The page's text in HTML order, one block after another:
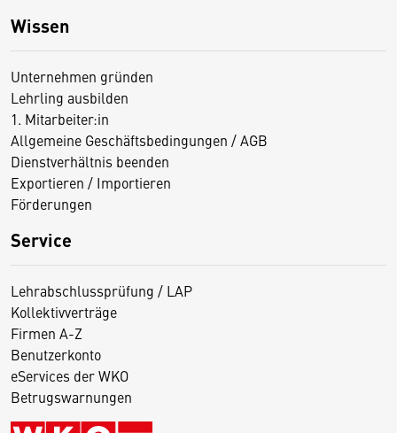
Wissen
Unternehmen gründen
Lehrling ausbilden
1. Mitarbeiter:in
Allgemeine Geschäftsbedingungen / AGB
Dienstverhältnis beenden
Exportieren / Importieren
Förderungen
Service
Lehrabschlussprüfung / LAP
Kollektivverträge
Firmen A-Z
Benutzerkonto
eServices der WKO
Betrugswarnungen